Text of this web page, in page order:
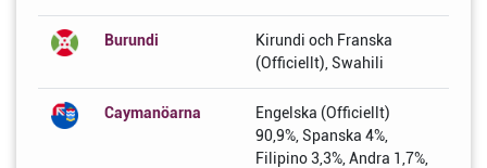
Burundi
Kirundi och Franska
(Officiellt), Swahili
Caymanöarna
Engelska (Officiellt)
90,9%, Spanska 4%,
Filipino 3,3%, Andra 1,7%,